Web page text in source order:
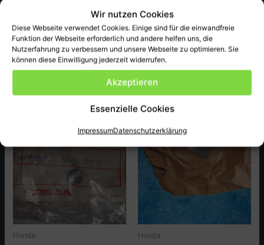
Wir nutzen Cookies
Diese Webseite verwendet Cookies. Einige sind für die einwandfreie
Funktion der Webseite erforderlich und andere helfen uns, die
Nutzerfahrung zu verbessern und unsere Webseite zu optimieren. Sie
können diese Einwilligung jederzeit widerrufen.
Akzeptieren
Essenzielle Cookies
ImpressumDatenschutzerklärung
Honda Original Ersatzteil NEU , passend bei CB650Z.PZ
ect.
Ähnliche Produkte
Honda Honda